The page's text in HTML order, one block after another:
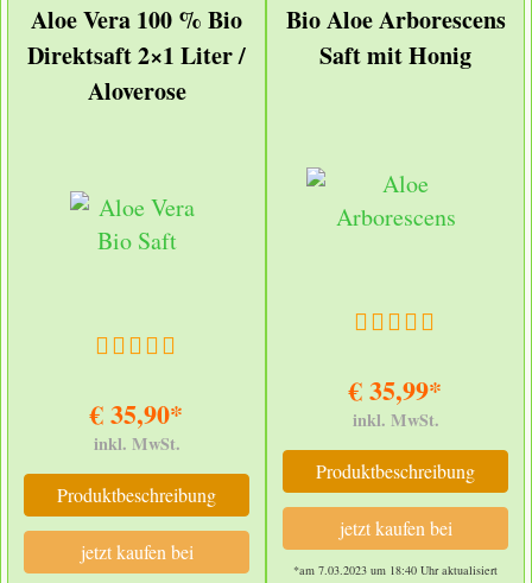
Aloe Vera 100 % Bio
Direktsaft 2×1 Liter /
Aloverose
€ 35,90*
inkl. MwSt.
Produktbeschreibung
jetzt kaufen bei
Bio Aloe Arborescens
Saft mit Honig
€ 35,99*
inkl. MwSt.
Produktbeschreibung
jetzt kaufen bei
*am 7.03.2023 um 18:40 Uhr aktualisiert